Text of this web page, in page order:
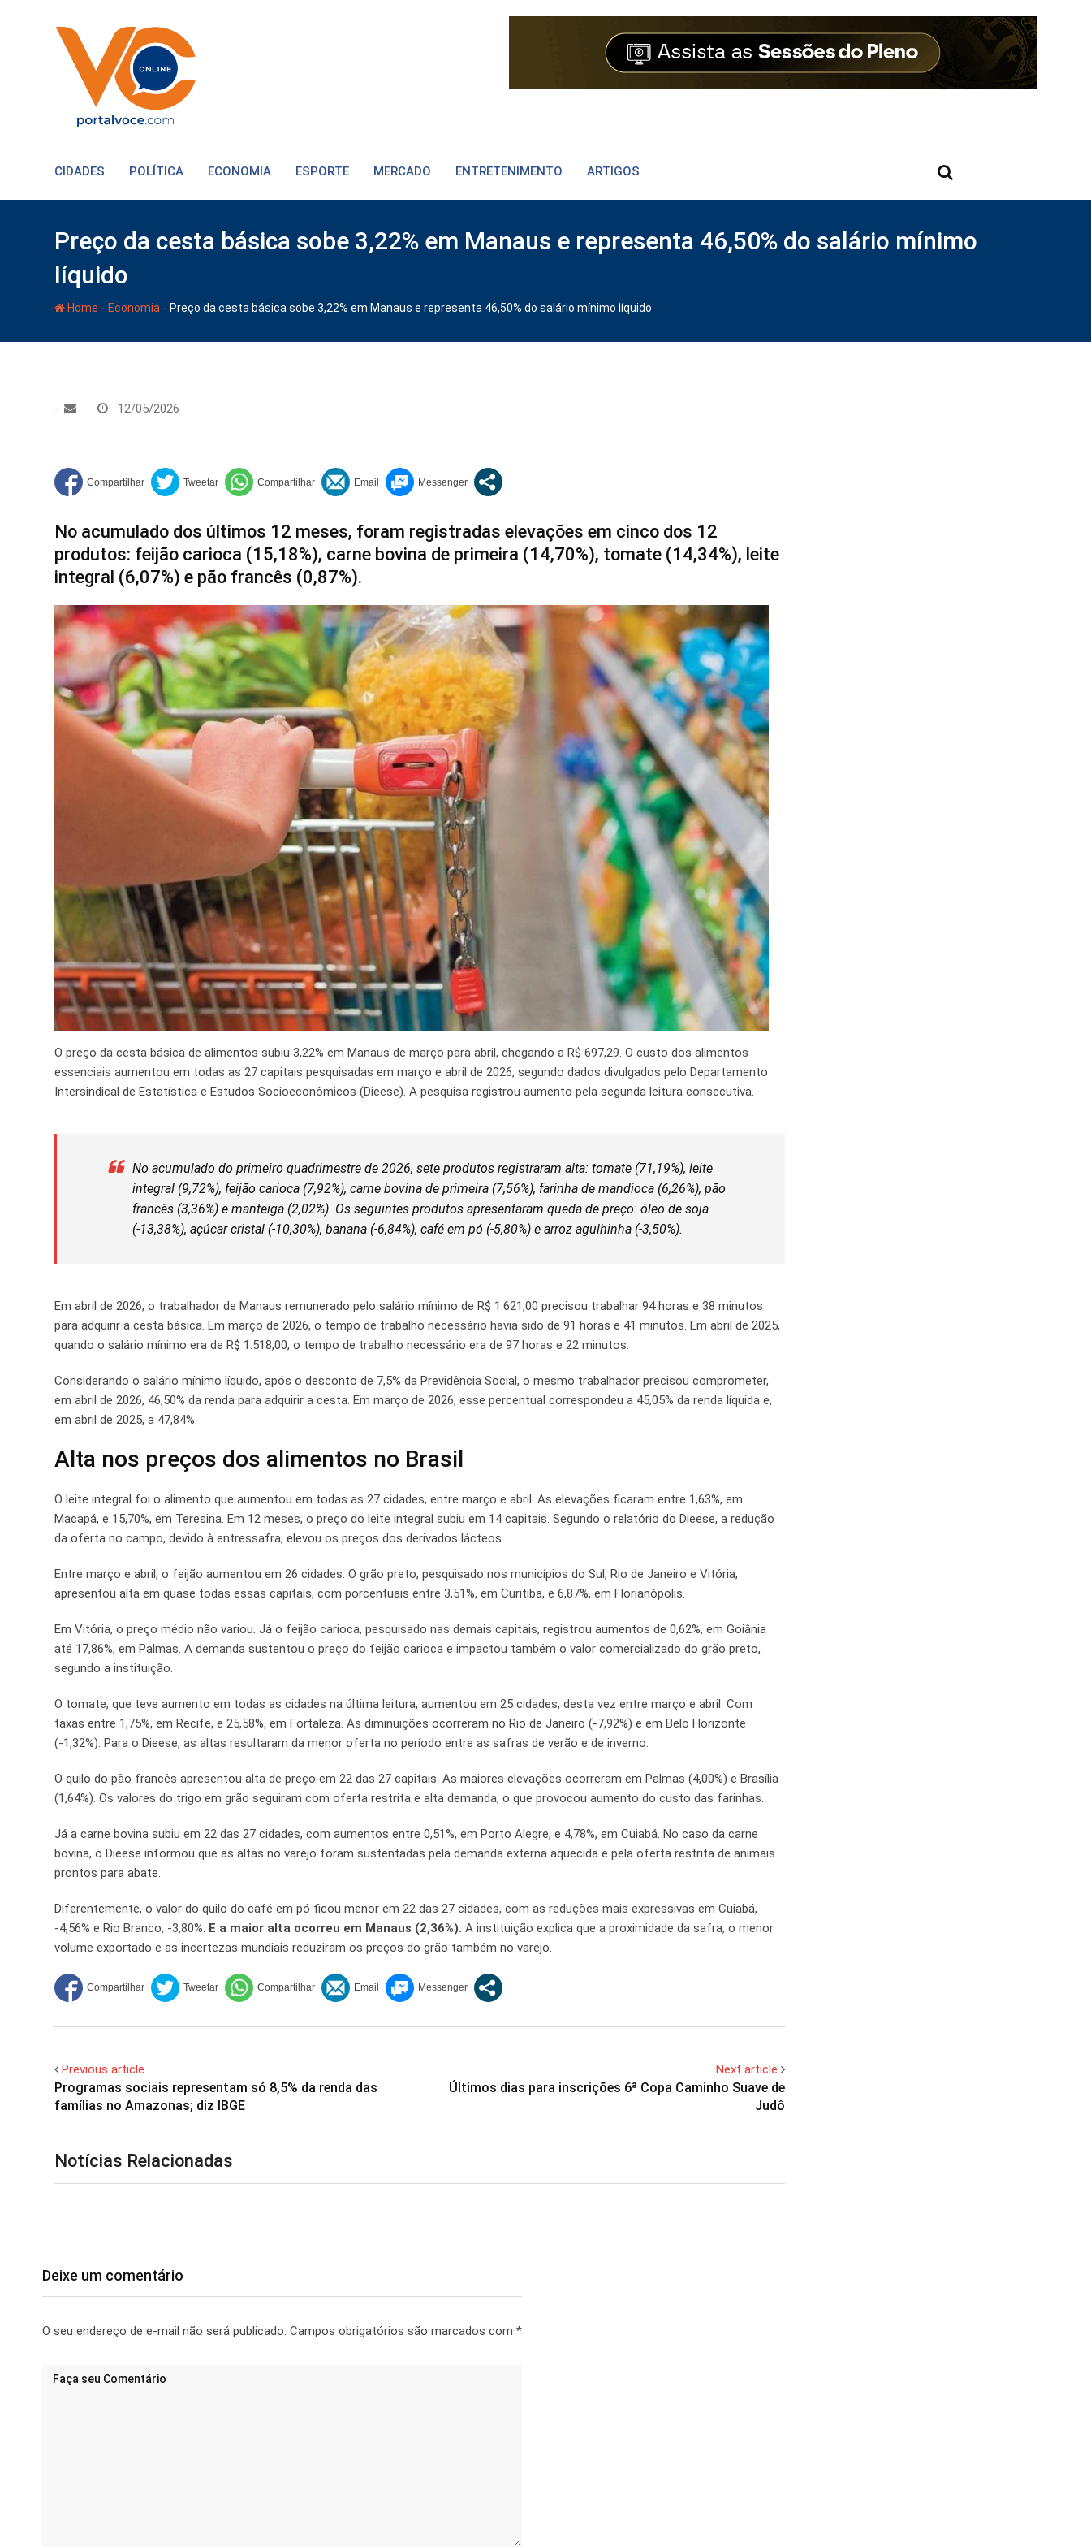
CIDADES POLÍTICA ECONOMIA ESPORTE MERCADO ENTRETENIMENTO ARTIGOS
Preço da cesta básica sobe 3,22% em Manaus e representa 46,50% do salário mínimo
líquido
Home - Economia - Preço da cesta básica sobe 3,22% em Manaus e representa 46,50% do salário mínimo líquido
- 12/05/2026
No acumulado dos últimos 12 meses, foram registradas elevações em cinco dos 12
produtos: feijão carioca (15,18%), carne bovina de primeira (14,70%), tomate (14,34%), leite
integral (6,07%) e pão francês (0,87%).
O preço da cesta básica de alimentos subiu 3,22% em Manaus de março para abril, chegando a R$ 697,29. O custo dos alimentos
essenciais aumentou em todas as 27 capitais pesquisadas em março e abril de 2026, segundo dados divulgados pelo Departamento
Intersindical de Estatística e Estudos Socioeconômicos (Dieese). A pesquisa registrou aumento pela segunda leitura consecutiva.
No acumulado do primeiro quadrimestre de 2026, sete produtos registraram alta: tomate (71,19%), leite
integral (9,72%), feijão carioca (7,92%), carne bovina de primeira (7,56%), farinha de mandioca (6,26%), pão
francês (3,36%) e manteiga (2,02%). Os seguintes produtos apresentaram queda de preço: óleo de soja
(-13,38%), açúcar cristal (-10,30%), banana (-6,84%), café em pó (-5,80%) e arroz agulhinha (-3,50%).
Em abril de 2026, o trabalhador de Manaus remunerado pelo salário mínimo de R$ 1.621,00 precisou trabalhar 94 horas e 38 minutos
para adquirir a cesta básica. Em março de 2026, o tempo de trabalho necessário havia sido de 91 horas e 41 minutos. Em abril de 2025,
quando o salário mínimo era de R$ 1.518,00, o tempo de trabalho necessário era de 97 horas e 22 minutos.
Considerando o salário mínimo líquido, após o desconto de 7,5% da Previdência Social, o mesmo trabalhador precisou comprometer,
em abril de 2026, 46,50% da renda para adquirir a cesta. Em março de 2026, esse percentual correspondeu a 45,05% da renda líquida e,
em abril de 2025, a 47,84%.
Alta nos preços dos alimentos no Brasil
O leite integral foi o alimento que aumentou em todas as 27 cidades, entre março e abril. As elevações ficaram entre 1,63%, em
Macapá, e 15,70%, em Teresina. Em 12 meses, o preço do leite integral subiu em 14 capitais. Segundo o relatório do Dieese, a redução
da oferta no campo, devido à entressafra, elevou os preços dos derivados lácteos.
Entre março e abril, o feijão aumentou em 26 cidades. O grão preto, pesquisado nos municípios do Sul, Rio de Janeiro e Vitória,
apresentou alta em quase todas essas capitais, com porcentuais entre 3,51%, em Curitiba, e 6,87%, em Florianópolis.
Em Vitória, o preço médio não variou. Já o feijão carioca, pesquisado nas demais capitais, registrou aumentos de 0,62%, em Goiânia
até 17,86%, em Palmas. A demanda sustentou o preço do feijão carioca e impactou também o valor comercializado do grão preto,
segundo a instituição.
O tomate, que teve aumento em todas as cidades na última leitura, aumentou em 25 cidades, desta vez entre março e abril. Com
taxas entre 1,75%, em Recife, e 25,58%, em Fortaleza. As diminuições ocorreram no Rio de Janeiro (-7,92%) e em Belo Horizonte
(-1,32%). Para o Dieese, as altas resultaram da menor oferta no período entre as safras de verão e de inverno.
O quilo do pão francês apresentou alta de preço em 22 das 27 capitais. As maiores elevações ocorreram em Palmas (4,00%) e Brasília
(1,64%). Os valores do trigo em grão seguiram com oferta restrita e alta demanda, o que provocou aumento do custo das farinhas.
Já a carne bovina subiu em 22 das 27 cidades, com aumentos entre 0,51%, em Porto Alegre, e 4,78%, em Cuiabá. No caso da carne
bovina, o Dieese informou que as altas no varejo foram sustentadas pela demanda externa aquecida e pela oferta restrita de animais
prontos para abate.
Diferentemente, o valor do quilo do café em pó ficou menor em 22 das 27 cidades, com as reduções mais expressivas em Cuiabá,
-4,56% e Rio Branco, -3,80%. E a maior alta ocorreu em Manaus (2,36%). A instituição explica que a proximidade da safra, o menor
volume exportado e as incertezas mundiais reduziram os preços do grão também no varejo.
Previous article
Programas sociais representam só 8,5% da renda das
famílias no Amazonas; diz IBGE
Next article
Últimos dias para inscrições 6ª Copa Caminho Suave de
Judô
Notícias Relacionadas
Deixe um comentário
O seu endereço de e-mail não será publicado. Campos obrigatórios são marcados com *